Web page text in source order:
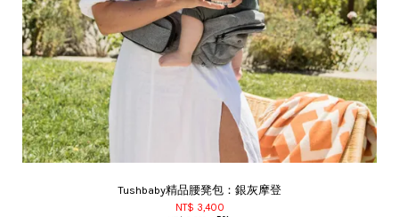
Tushbaby精品腰凳包：銀灰摩登
NT$ 3,400